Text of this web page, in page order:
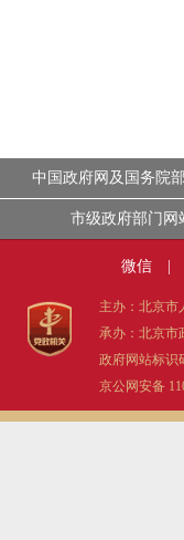
中国政府网及国务院
市级政府部门网
微信
主办：北京市
承办：北京市
政府网站标识
京公网安备